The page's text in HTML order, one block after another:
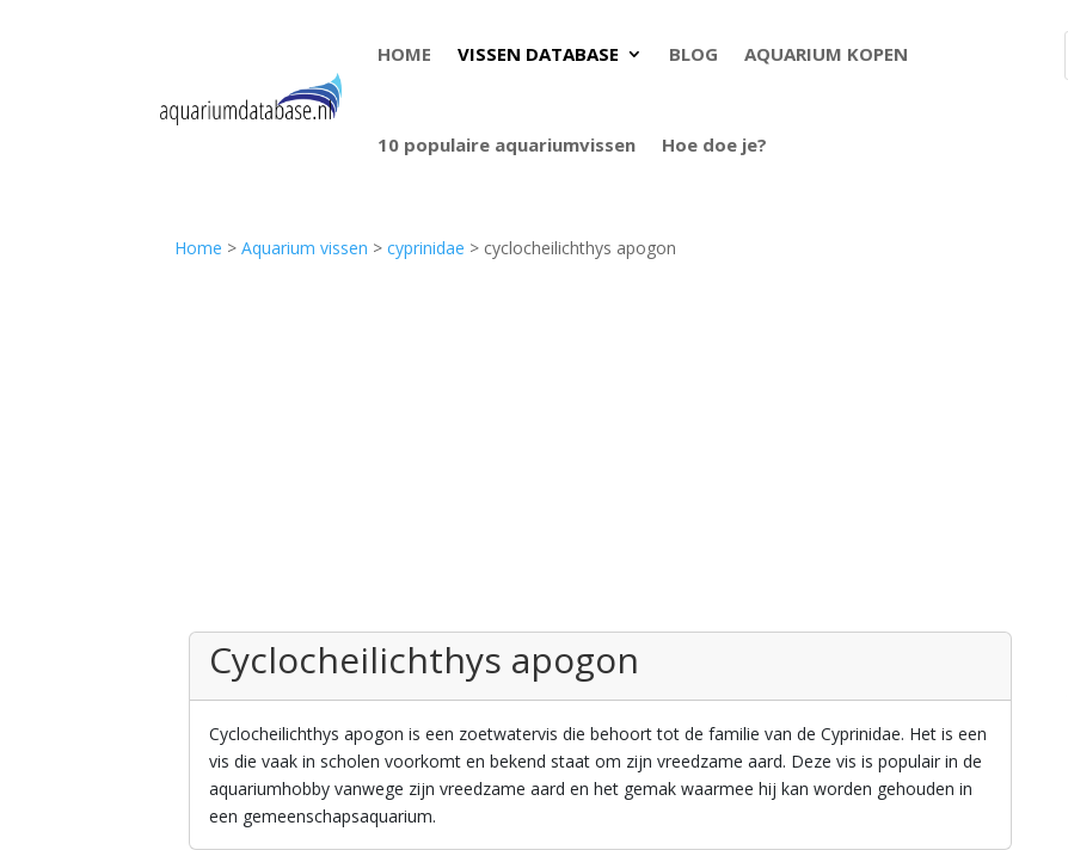
HOME VISSEN DATABASE BLOG AQUARIUM KOPEN
10 populaire aquariumvissen Hoe doe je?
Home >Aquarium vissen >cyprinidae > cyclocheilichthys apogon
Cyclocheilichthys apogon
Cyclocheilichthys apogon is een zoetwatervis die behoort tot de familie van de Cyprinidae. Het is een
vis die vaak in scholen voorkomt en bekend staat om zijn vreedzame aard. Deze vis is populair in de
aquariumhobby vanwege zijn vreedzame aard en het gemak waarmee hij kan worden gehouden in
een gemeenschapsaquarium.